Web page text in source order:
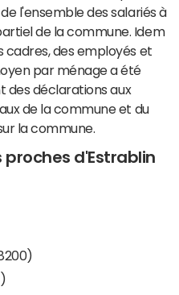
l'ensemble des salariés à
de la commune. Idem
cadres, des employés et
par ménage a été
des déclarations aux
de la commune et du
la commune.
proches d'Estrablin